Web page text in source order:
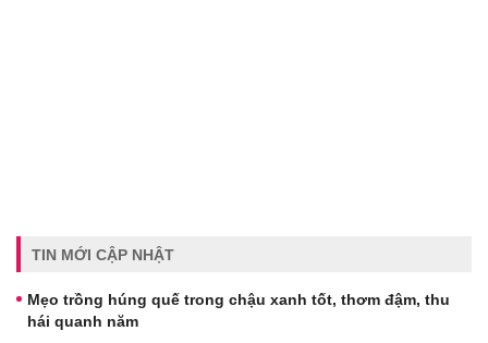
TIN MỚI CẬP NHẬT
Mẹo trồng húng quế trong chậu xanh tốt, thơm đậm, thu
hái quanh năm